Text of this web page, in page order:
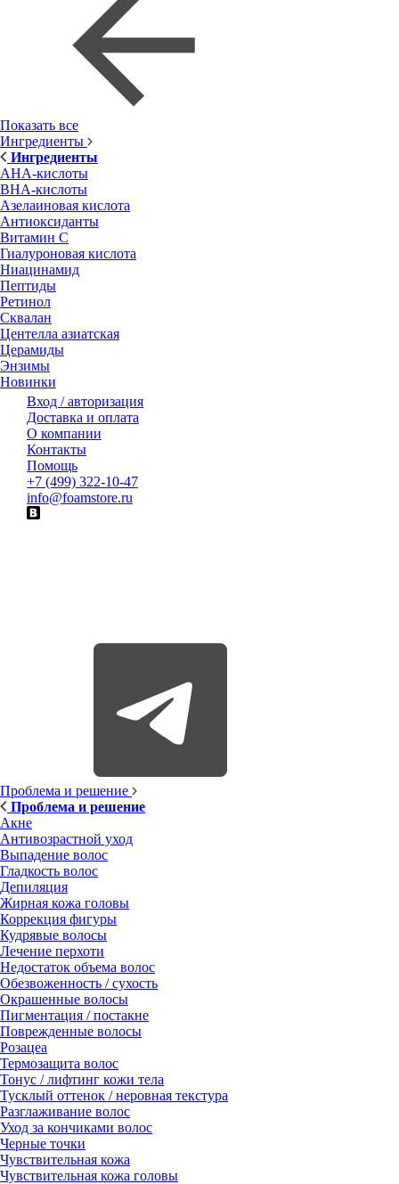
Показать все
Ингредиенты
Ингредиенты
AHA-кислоты
BHA-кислоты
Азелаиновая кислота
Антиоксиданты
Витамин С
Гиалуроновая кислота
Ниацинамид
Пептиды
Ретинол
Сквалан
Центелла азиатская
Церамиды
Энзимы
Новинки
Вход / авторизация
Доставка и оплата
О компании
Контакты
Помощь
+7 (499) 322-10-47
info@foamstore.ru
Проблема и решение
Проблема и решение
Акне
Антивозрастной уход
Выпадение волос
Гладкость волос
Депиляция
Жирная кожа головы
Коррекция фигуры
Кудрявые волосы
Лечение перхоти
Недостаток объема волос
Обезвоженность / сухость
Окрашенные волосы
Пигментация / постакне
Поврежденные волосы
Розацеа
Термозащита волос
Тонус / лифтинг кожи тела
Тусклый оттенок / неровная текстура
Разглаживание волос
Уход за кончиками волос
Черные точки
Чувствительная кожа
Чувствительная кожа головы